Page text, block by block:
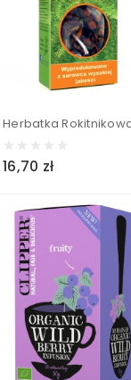
16,70 zł